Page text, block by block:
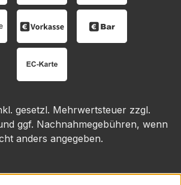
gesetzl. Mehrwertsteuer zzgl.
ggf. Nachnahmegebühren, wenn
anders angegeben.